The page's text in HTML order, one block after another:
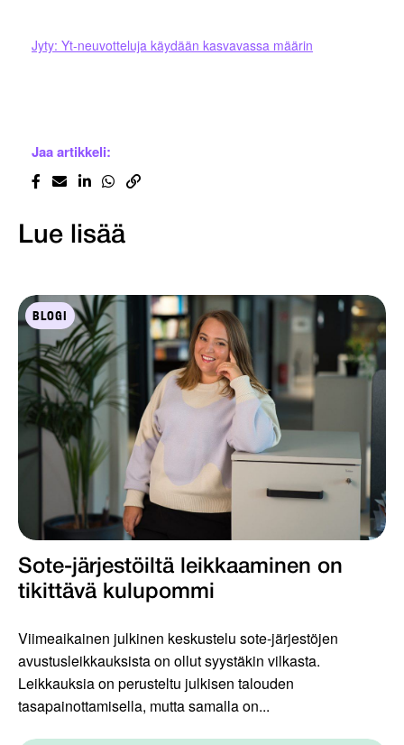
Jyty: Yt-neuvotteluja käydään kasvavassa määrin
Jaa artikkeli:
Lue lisää
BLOGI
Sote-järjestöiltä leikkaaminen on
tikittävä kulupommi
Viimeaikainen julkinen keskustelu sote-järjestöjen
avustusleikkauksista on ollut syystäkin vilkasta.
Leikkauksia on perusteltu julkisen talouden
tasapainottamisella, mutta samalla on...